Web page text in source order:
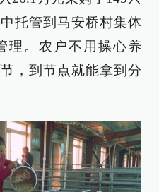
托管到马安桥村集体
理。农户不用操心养
，到节点就能拿到分